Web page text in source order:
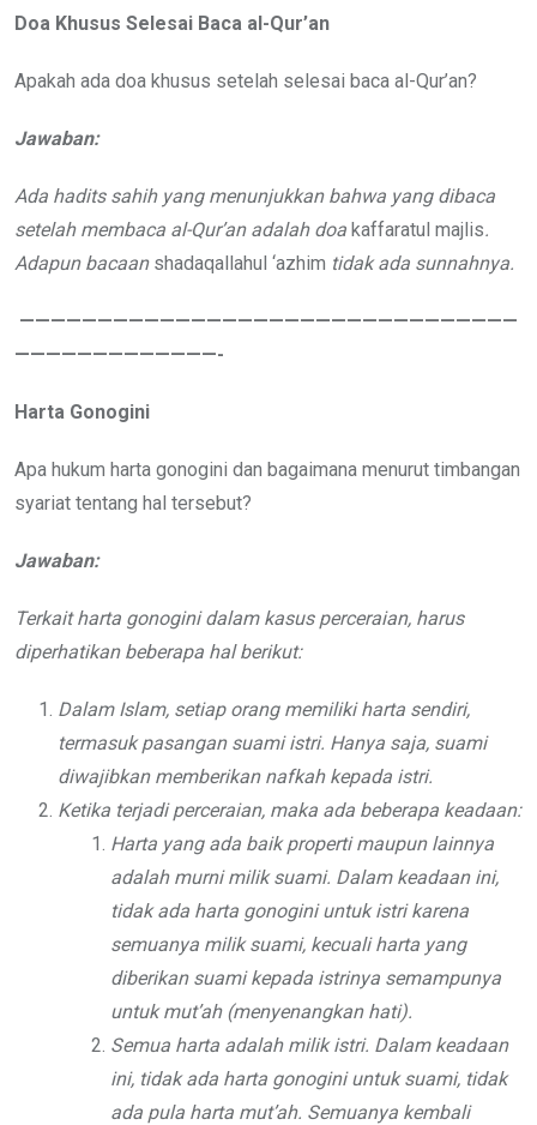
Doa Khusus Selesai Baca al-Qur’an
Apakah ada doa khusus setelah selesai baca al-Qur’an?
Jawaban:
Ada hadits sahih yang menunjukkan bahwa yang dibaca
setelah membaca al-Qur’an adalah doa kaffaratul majlis.
Adapun bacaan shadaqallahul ‘azhim tidak ada sunnahnya.
————————————————————————————————
—————————————-
Harta Gonogini
Apa hukum harta gonogini dan bagaimana menurut timbangan
syariat tentang hal tersebut?
Jawaban:
Terkait harta gonogini dalam kasus perceraian, harus
diperhatikan beberapa hal berikut:
Dalam Islam, setiap orang memiliki harta sendiri,
termasuk pasangan suami istri. Hanya saja, suami
diwajibkan memberikan nafkah kepada istri.
Ketika terjadi perceraian, maka ada beberapa keadaan:
Harta yang ada baik properti maupun lainnya
adalah murni milik suami. Dalam keadaan ini,
tidak ada harta gonogini untuk istri karena
semuanya milik suami, kecuali harta yang
diberikan suami kepada istrinya semampunya
untuk mut’ah (menyenangkan hati).
Semua harta adalah milik istri. Dalam keadaan
ini, tidak ada harta gonogini untuk suami, tidak
ada pula harta mut’ah. Semuanya kembali